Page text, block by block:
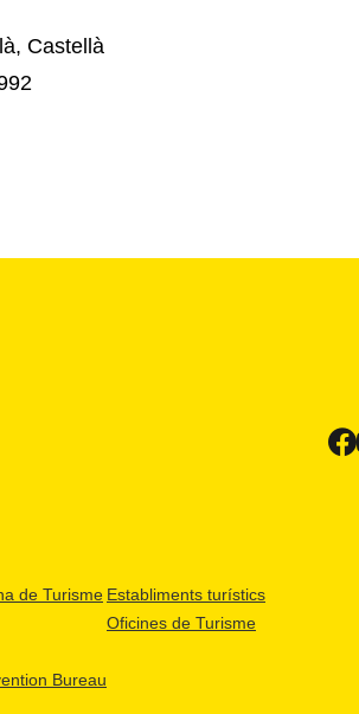
Castellà
de Turisme
Bureau
Establiments turístics
Oficines de Turisme